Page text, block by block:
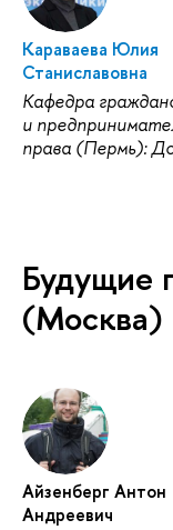
Караваева Юлия
Станиславовна
Кафедра
и
права (Пермь):
Будущие
(Москва)
Айзенберг Антон
Андреевич